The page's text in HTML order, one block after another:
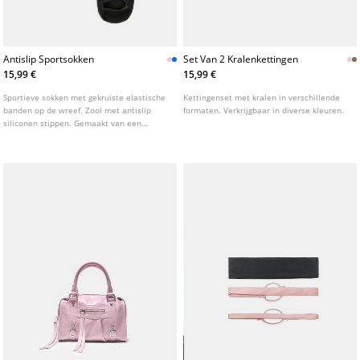
Antislip Sportsokken
15,99 €
Sportieve sokken met gekruiste elastische
banden op de wreef. Zool met antislip
siliconen stippen. Gemaakt van een
Set Van 2 Kralenkettingen
15,99 €
Kettingenset met kralen in verschillende
formaten. Verkrijgbaar in diverse kleuren.